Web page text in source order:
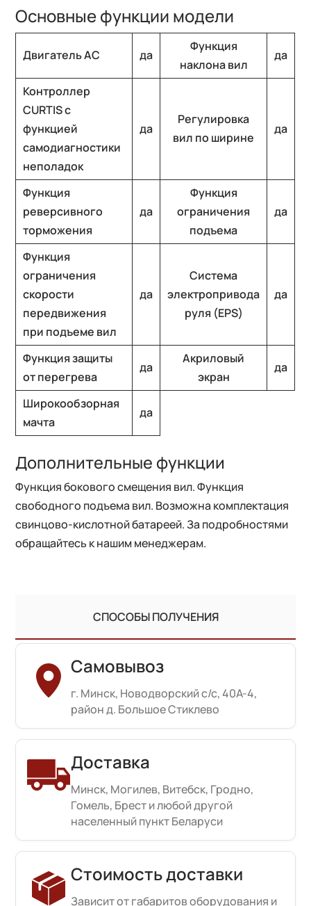
Основные функции модели
Двигатель АС да
Функция
наклона вил
да
Контроллер
CURTIS с
функцией
самодиагностики
неполадок
да
Регулировка
вил по ширине
да
Функция
реверсивного
торможения
да
Функция
ограничения
подъема
да
Функция
ограничения
скорости
передвижения
при подъеме вил
да
Система
электропривода
руля (EPS)
да
Функция защиты
от перегрева
да
Акриловый
экран
да
Широкообзорная
мачта
да
Дополнительные функции
Функция бокового смещения вил. Функция
свободного подъема вил. Возможна комплектация
свинцово-кислотной батареей. За подробностями
обращайтесь к нашим менеджерам.
СПОСОБЫ ПОЛУЧЕНИЯ
Самовывоз
г. Минск, Новодворский с/с, 40А-4,
район д. Большое Стиклево
Доставка
Минск, Могилев, Витебск, Гродно,
Гомель, Брест и любой другой
населенный пункт Беларуси
Стоимость доставки
Зависит от габаритов оборудования и